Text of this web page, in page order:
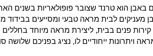
באבן הוא טרנד שצובר פופולאריות בשנים
מעניקים לבית מראה טבעי ומסייעים בבידוד
קירות פנים בבית, ליצירת מראה מיוחד
ויתרונות ייחודיים לו, נציג בפניכם